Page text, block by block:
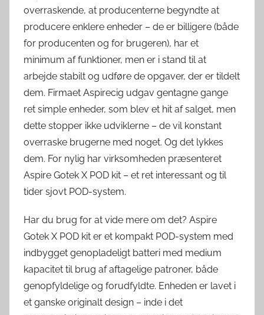
overraskende, at producenterne begyndte at
producere enklere enheder – de er billigere (både
for producenten og for brugeren), har et
minimum af funktioner, men er i stand til at
arbejde stabilt og udføre de opgaver, der er tildelt
dem. Firmaet Aspirecig udgav gentagne gange
ret simple enheder, som blev et hit af salget, men
dette stopper ikke udviklerne – de vil konstant
overraske brugerne med noget. Og det lykkes
dem. For nylig har virksomheden præsenteret
Aspire Gotek X POD kit – et ret interessant og til
tider sjovt POD-system.
Har du brug for at vide mere om det? Aspire
Gotek X POD kit er et kompakt POD-system med
indbygget genopladeligt batteri med medium
kapacitet til brug af aftagelige patroner, både
genopfyldelige og forudfyldte. Enheden er lavet i
et ganske originalt design – inde i det